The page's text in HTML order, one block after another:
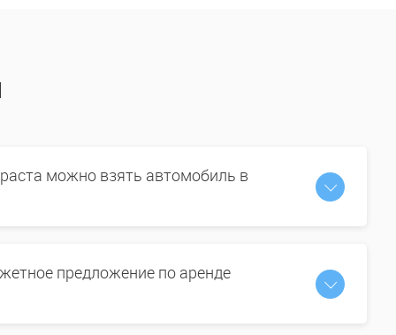
можно взять автомобиль в
предложение по аренде